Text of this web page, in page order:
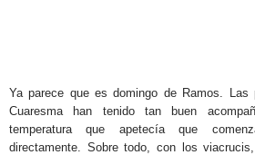
OBRAS
Ya parece que es domingo de Ramos. Las
Cuaresma han tenido tan buen
temperatura que apetecía que
directamente. Sobre todo, con los